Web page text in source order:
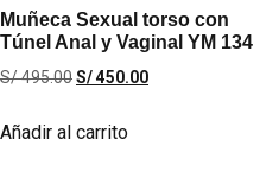
Muñeca Sexual torso con
Túnel Anal y Vaginal YM 134
S/495.00S/450.00
Añadir al carrito